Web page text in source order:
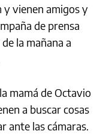
y vienen amigos y
de prensa
la mañana a
mamá de Octavio
a buscar cosas
ante las cámaras.